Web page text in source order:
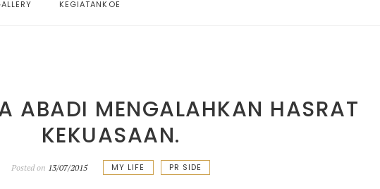
KEGIATANKOE
ABADI MENGALAHKAN HASRAT
KEKUASAAN.
Posted on 13/07/2015 MY LIFE PR SIDE